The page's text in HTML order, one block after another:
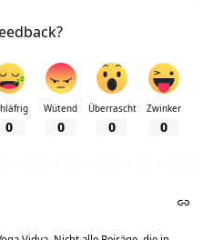
0
Wütend
0
Überrascht
0
Zwinker
0